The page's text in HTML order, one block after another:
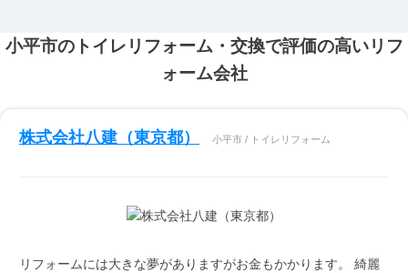
小平市のトイレリフォーム・交換で評価の高いリフ
ォーム会社
株式会社八建（東京都） 小平市 / トイレリフォーム
リフォームには大きな夢がありますがお金もかかります。 綺麗